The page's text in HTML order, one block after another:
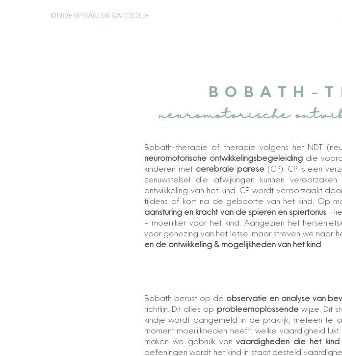
KINDERPRAKTIJK KATOOTJE
BOBATH-
neuromotorische
Bobath-therapie of therapie volgens het NDT
neuromotorische ontwikkelingsbegeleiding die
kinderen met cerebrale parese(CP). CP is een
zenuwstelsel die afwijkingen kunnen
ontwikkeling van het kind. CP wordt veroorzaakt
tijdens of kort na de geboorte van het kind. Op
aansturing en kracht van de spieren en spiertonus.
- moeilijker voor het kind. Aangezien het
voor genezing van het letsel maar streven we naar
en de ontwikkeling & mogelijkheden van het kind.
Bobath berust op de observatie en analyse van
richtlijn. Dit alles op probleemoplossende wijze. Dit
kindje wordt aangemeld in de praktijk, meteen te
moment moeilijkheden heeft: welke vaardigheid
maken we gebruik vanvaardigheden die het kind
oefeningen wordt het kind in staat gesteld